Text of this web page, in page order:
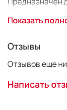
Показать
Отзывы
Отзывов еще
Написать